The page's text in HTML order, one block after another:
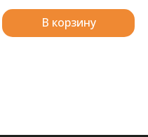
В корзину